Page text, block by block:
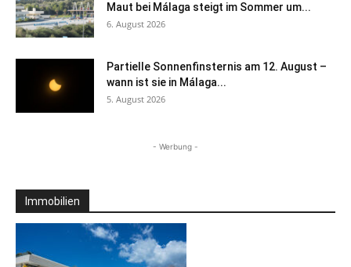
Maut bei Málaga steigt im Sommer um...
6. August 2026
Partielle Sonnenfinsternis am 12. August –
wann ist sie in Málaga...
5. August 2026
- Werbung -
Immobilien